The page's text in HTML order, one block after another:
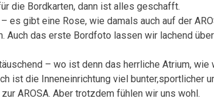
die Bordkarten, dann ist alles geschafft.
gibt eine Rose, wie damals auch auf der
Auch das erste Bordfoto lassen wir lachend
– wo ist denn das herrliche Atrium, wie
ist die Inneneinrichtung viel bunter,sportlicher
AROSA. Aber trotzdem fühlen wir uns wohl.